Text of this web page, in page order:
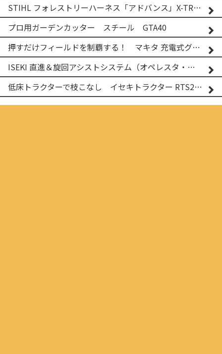
STIHL フォレストリーハーネス「アドバンス」X-TREEm
プロ用ガーデンカッター スチール GTA40
押すだけフィールドを制覇する！ マキタ 充電式グランドトリマー MUG001G
ISEKI 直進＆旋回アシストシステム（オペレスタ・ターン）搭載 イセキ 乗用田植機 PRJ8D-ZJL
低床トラクターで枝こなし イセキトラクター RTS205NS & フレールモア FNC1202F